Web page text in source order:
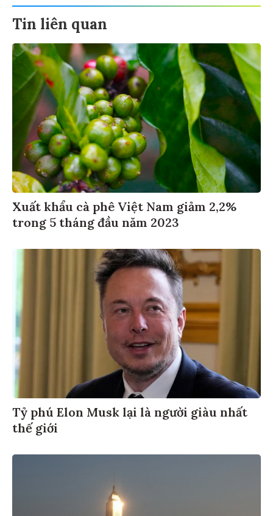
Tin liên quan
Xuất khẩu cà phê Việt Nam giảm 2,2%
trong 5 tháng đầu năm 2023
Tỷ phú Elon Musk lại là người giàu nhất
thế giới